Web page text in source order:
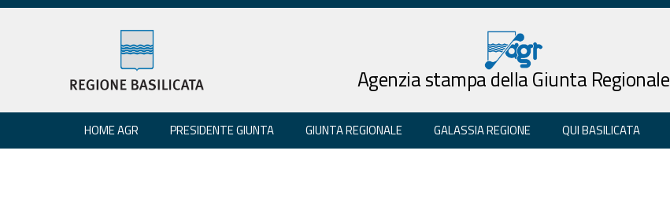
Agenzia stampa della Giunta Regionale
HOME AGR PRESIDENTE GIUNTA GIUNTA REGIONALE GALASSIA REGIONE QUI BASILICATA